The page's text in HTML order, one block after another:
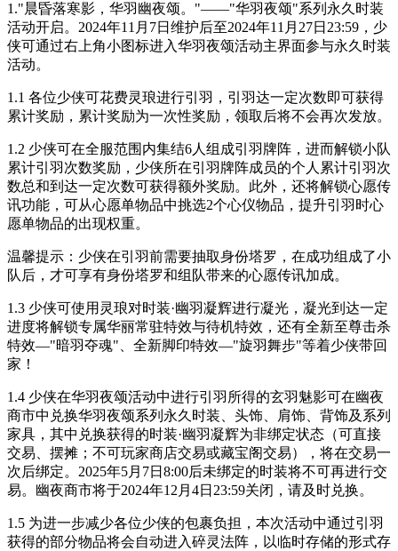
1."晨昏落寒影，华羽幽夜颂。"——"华羽夜颂"系列永久时装
活动开启。 2024年11月7日维护后至2024年11月27日23:59 ，少
侠可通过右上角小图标进入华羽夜颂活动主界面参与永久时装
活动。
1.1 各位少侠可花费灵琅进行引羽，引羽达一定次数即可获得
累计奖励，累计奖励为一次性奖励，领取后将不会再次发放。
1.2 少侠可在全服范围内集结6人组成引羽牌阵，进而解锁小队
累计引羽次数奖励，少侠所在引羽牌阵成员的个人累计引羽次
数总和到达一定次数可获得额外奖励。此外，还将解锁心愿传
讯功能，可从心愿单物品中挑选2个心仪物品，提升引羽时心
愿单物品的出现权重。
温馨提示：少侠在引羽前需要抽取身份塔罗，在成功组成了小
队后，才可享有身份塔罗和组队带来的心愿传讯加成。
1.3 少侠可使用灵琅对时装·幽羽凝辉进行凝光，凝光到达一定
进度将解锁专属华丽常驻特效与待机特效，还有全新至尊击杀
特效—"暗羽夺魂"、全新脚印特效—"旋羽舞步"等着少侠带回
家！
1.4 少侠在华羽夜颂活动中进行引羽所得的玄羽魅影可在幽夜
商市中兑换华羽夜颂系列永久时装、头饰、肩饰、背饰及系列
家具，其中兑换获得的时装·幽羽凝辉为非绑定状态（可直接
交易、摆摊；不可玩家商店交易或藏宝阁交易），将在交易一
次后绑定。 2025年5月7日8:00后未绑定的时装将不可再进行交
易。幽夜商市将于2024年12月4日23:59关闭，请及时兑换。
1.5 为进一步减少各位少侠的包裹负担，本次活动中通过引羽
获得的部分物品将会自动进入碎灵法阵，以临时存储的形式存